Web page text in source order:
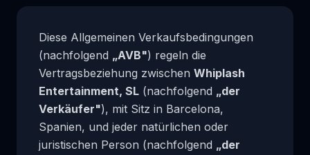
Diese Allgemeinen Verkaufsbedingungen
(nachfolgend „AVB") regeln die
Vertragsbeziehung zwischen Whiplash
Entertainment, SL (nachfolgend „der
Verkäufer"), mit Sitz in Barcelona,
Spanien, und jeder natürlichen oder
juristischen Person (nachfolgend „der